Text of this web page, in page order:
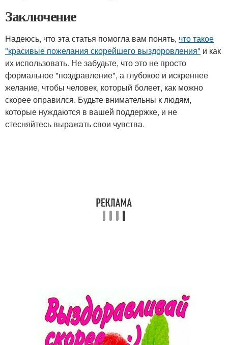
Заключение
Надеюсь, что эта статья помогла вам понять, что такое
"красивые пожелания скорейшего выздоровления" и как
их использовать. Не забудьте, что это не просто
формальное "поздравление", а глубокое и искреннее
желание, чтобы человек, который болеет, как можно
скорее оправился. Будьте внимательны к людям,
которые нуждаются в вашей поддержке, и не
стесняйтесь выражать свои чувства.